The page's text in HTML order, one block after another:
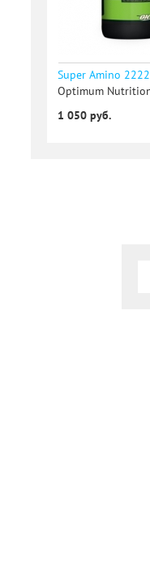
Super Amino 2222
Optimum
1 050 руб.